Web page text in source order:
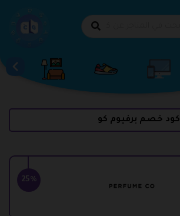
كود خصم برفيوم كو
25%